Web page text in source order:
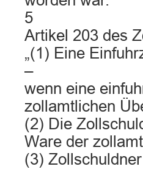
5
Artikel 203 des
„(1) Eine
–
wenn eine
zollamtlichen
(2) Die
Ware der
(3)